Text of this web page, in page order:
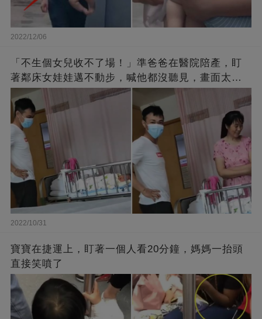
2022/12/06
「不生個女兒收不了場！」準爸爸在醫院陪產，盯
著鄰床女娃娃邁不動步，喊他都沒聽見，畫面太有
愛了！
2022/10/31
寶寶在捷運上，盯著一個人看20分鐘，媽媽一抬頭
直接笑噴了